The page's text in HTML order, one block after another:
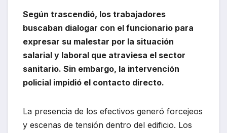
Según trascendió, los trabajadores
buscaban dialogar con el funcionario para
expresar su malestar por la situación
salarial y laboral que atraviesa el sector
sanitario. Sin embargo, la intervención
policial impidió el contacto directo.
La presencia de los efectivos generó forcejeos
y escenas de tensión dentro del edificio. Los